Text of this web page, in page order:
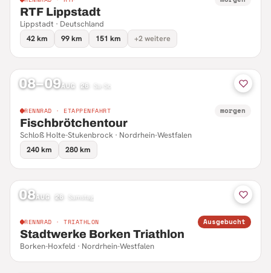
RTF Lippstadt
Lippstadt · Deutschland
42 km
99 km 151 km +2 weitere
08–09AUG 26 Sa–So
RENNRAD · ETAPPENFAHRT morgen
Fischbrötchentour
Schloß Holte-Stukenbrock · Nordrhein-Westfalen
240 km
280 km
08AUG 26 Samstag
RENNRAD · TRIATHLON Ausgebucht
Stadtwerke Borken Triathlon
Borken-Hoxfeld · Nordrhein-Westfalen